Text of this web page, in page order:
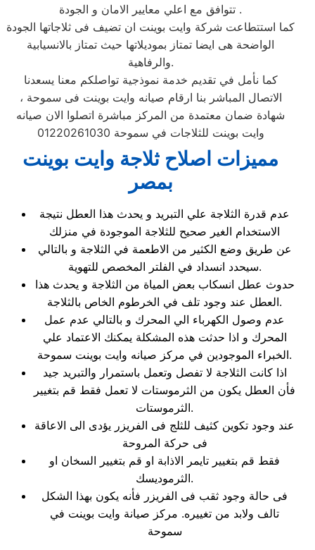
تتوافق مع اعلي معايير الامان و الجودة .
كما استتطاعت شركة وايت بوينت ان تضيف فى ثلاجاتها الجودة
الواضحة هى ايضا تمتاز بموديلاتها حيث تمتاز بالانسيابية
والرفاهية.
كما نأمل في تقديم خدمة نموذجية تواصلكم معنا يسعدنا
الاتصال المباشر بنا ارقام صيانه وايت بوينت فى سموحة ،
شهادة ضمان معتمدة من المركز مباشرة اتصلوا الان صيانه
وايت بوينت للثلاجات في سموحة 01220261030
مميزات اصلاح ثلاجة وايت بوينت
بمصر
عدم قدرة الثلاجة علي التبريد و يحدث هذا العطل نتيجة
الاستخدام الغير صحيح للثلاجة الموجودة في منزلك
عن طريق وضع الكثير من الاطعمة في الثلاجة و بالتالي
سيحدد انسداد في الفلتر المخصص للتهوية.
حدوث عطل انسكاب بعض المياة من الثلاجة و يحدث هذا
العطل عند وجود تلف في الخرطوم الخاص بالثلاجة.
عدم وصول الكهرباء الي المحرك و بالتالي عدم عمل
المحرك و اذا حدثت هذه المشكلة يمكنك الاعتماد علي
الخبراء الموجودين في مركز صيانه وايت بوينت سموحة.
اذا كانت الثلاجة لا تفصل وتعمل باستمرار والتبريد جيد
فأن العطل يكون من الثرموستات لا تعمل فقط قم بتغيير
الثرموستات.
عند وجود تكوين كثيف للثلج فى الفريزر يؤدى الى الاعاقة
فى حركة المروحة
فقط قم بتغيير تايمر الاذابة او قم بتغيير السخان او
الثرموديسك.
فى حالة وجود ثقب فى الفريزر فأنه يكون بهذا الشكل
تالف ولابد من تغييره. مركز صيانة وايت بوينت في
سموحة